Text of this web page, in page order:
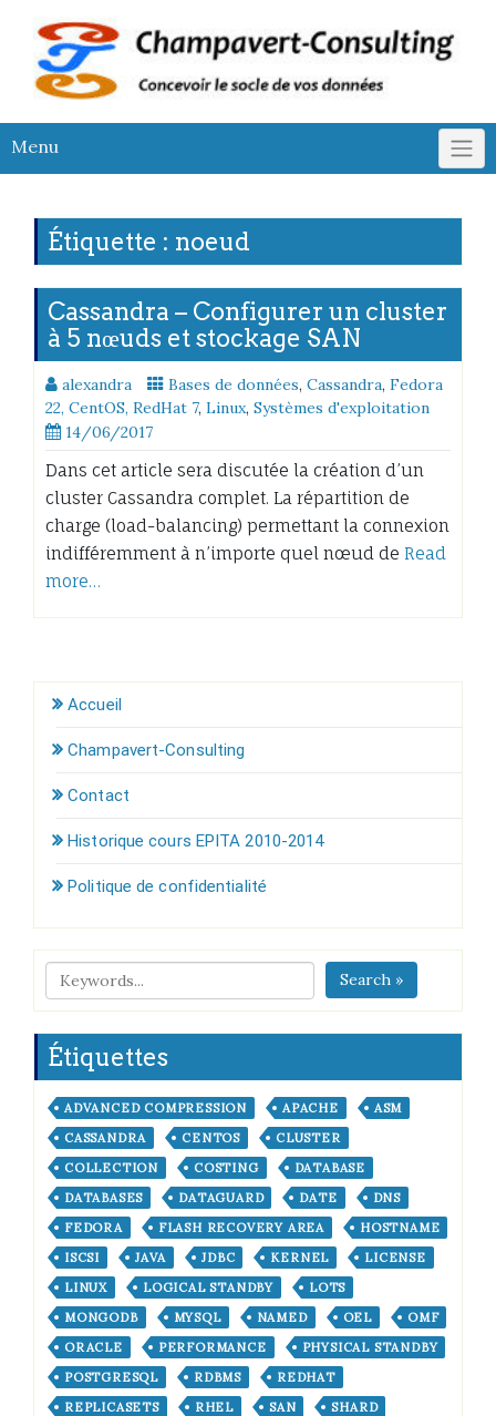
content
Menu
Étiquette : noeud
Cassandra – Configurer un cluster
à 5 nœuds et stockage SAN
alexandra Bases de données, Cassandra, Fedora
22, CentOS, RedHat 7, Linux, Systèmes d'exploitation
14/06/2017
Dans cet article sera discutée la création d’un
cluster Cassandra complet. La répartition de
charge (load-balancing) permettant la connexion
indifféremment à n’importe quel nœud de Read
more…
Accueil
Champavert-Consulting
Contact
Historique cours EPITA 2010-2014
Politique de confidentialité
Search »
Étiquettes
ADVANCED COMPRESSION APACHE
ASM
CASSANDRA
CENTOS
CLUSTER
COLLECTION
COSTING
DATABASE
DATABASES
DATAGUARD DATE
DNS
FEDORA
FLASH RECOVERY AREA
HOSTNAME
ISCSI
JAVA JDBC KERNEL
LICENSE
LINUX
LOGICAL STANDBY
LOTS
MONGODB
MYSQL NAMED OEL
OMF
ORACLE
PERFORMANCE
PHYSICAL STANDBY
POSTGRESQL
RDBMS
REDHAT
REPLICASETS
RHEL SAN
SHARD